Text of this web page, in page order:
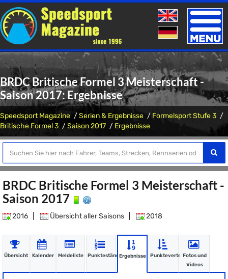
Toggle
BRDC Britische Formel 3 Meisterschaft -
Saison 2017: Ergebnisse
Speedsport Magazine Serien & Ergebnisse
Formelsport Stufe 3
Britische Formel 3
Saison 2017 Ergebnisse
BRDC Britische Formel 3 Meisterschaft -
Saison 2017
2016 Übersicht aller Saisons 2018
Übersicht Kalender Meldeliste PunkteständeErgebnisse PunkteverteilungFotos und
Videos